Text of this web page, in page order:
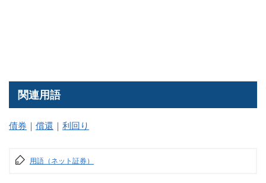
関連用語
債券 ｜ 償還 ｜ 利回り
用語（ネット証券）